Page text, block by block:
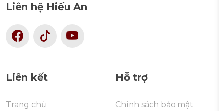
Liên hệ Hiếu An
Liên kết
Trang chủ
Hỗ trợ
Chính sách bảo mật